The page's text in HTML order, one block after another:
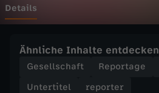
t
g
Details
Ähnliche Inhalte entdecken
Gesellschaft Reportage
Untertitel
reporter